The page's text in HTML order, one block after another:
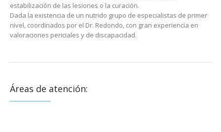
estabilización de las lesiones o la curación.
Dada la existencia de un nutrido grupo de especialistas de primer
nivel, coordinados por el Dr. Redondo, con gran experiencia en
valoraciones periciales y de discapacidad.
Áreas de atención: